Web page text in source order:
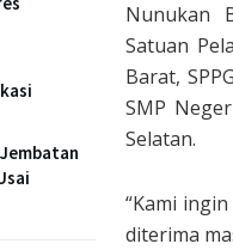
Nunukan
Satuan
Barat,
SMP
Selatan.
“Kami
diterima